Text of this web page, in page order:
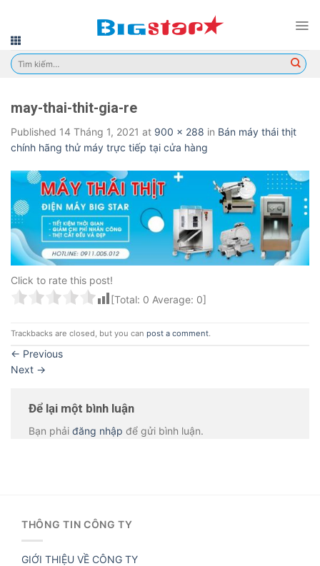
content
Tìm
kiếm:
may-thai-thit-gia-re
Published 14 Tháng 1, 2021 at 900 × 288 in Bán máy thái thịt
chính hãng thử máy trực tiếp tại cửa hàng
Click to rate this post!
[Total: 0 Average: 0]
Trackbacks are closed, but you can post a comment.
← Previous
Next →
Để lại một bình luận
Bạn phải đăng nhập để gửi bình luận.
THÔNG TIN CÔNG TY
GIỚI THIỆU VỀ CÔNG TY